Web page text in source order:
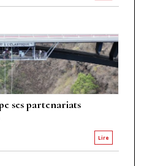
ses partenariats
Lire